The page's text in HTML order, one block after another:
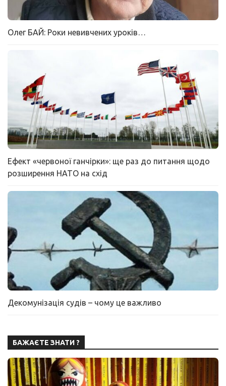
Олег БАЙ: Роки невивчених уроків…
Ефект «червоної ганчірки»: ще раз до питання щодо
розширення НАТО на схід
Декомунізація судів – чому це важливо
БАЖАЄТЕ ЗНАТИ ?